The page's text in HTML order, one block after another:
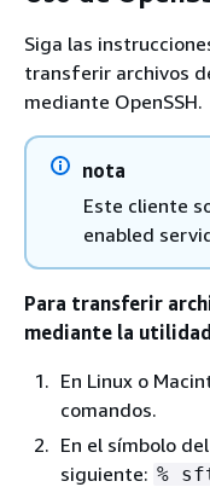
Siga las
transferir archivos
mediante OpenSSH.
nota
Este cliente
enabled
Para transferir
mediante la
En Linux o
comandos.
En el símbolo
siguiente: %